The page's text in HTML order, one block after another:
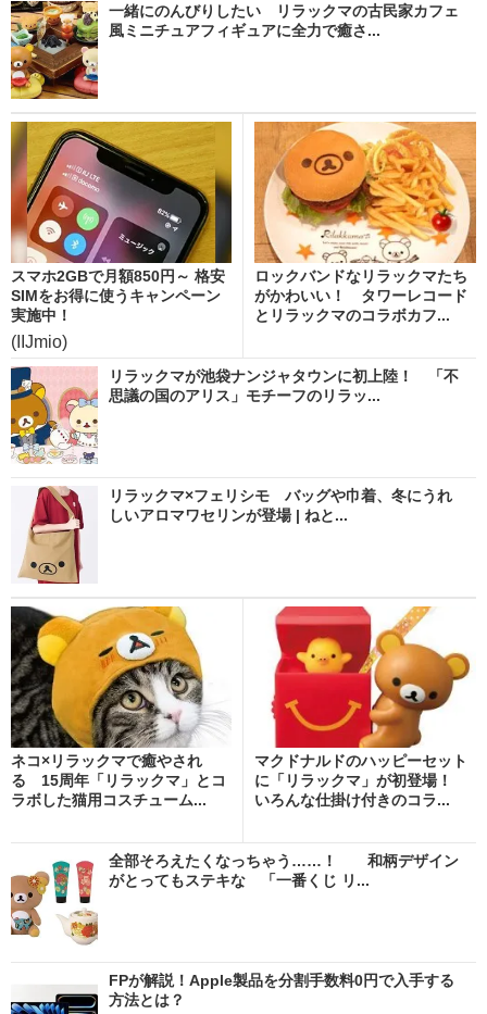
一緒にのんびりしたい リラックマの古民家カフェ
風ミニチュアフィギュアに全力で癒さ...
スマホ2GBで月額850円～ 格安
SIMをお得に使うキャンペーン
実施中！
(IIJmio)
ロックバンドなリラックマたち
がかわいい！ タワーレコード
とリラックマのコラボカフ...
リラックマが池袋ナンジャタウンに初上陸！ 「不
思議の国のアリス」モチーフのリラッ...
リラックマ×フェリシモ バッグや巾着、冬にうれ
しいアロマワセリンが登場 | ねと...
ネコ×リラックマで癒やされ
る 15周年「リラックマ」とコ
ラボした猫用コスチューム...
マクドナルドのハッピーセット
に「リラックマ」が初登場！
いろんな仕掛け付きのコラ...
全部そろえたくなっちゃう……！ 和柄デザイン
がとってもステキな 「一番くじ リ...
FPが解説！Apple製品を分割手数料0円で入手する
方法とは？